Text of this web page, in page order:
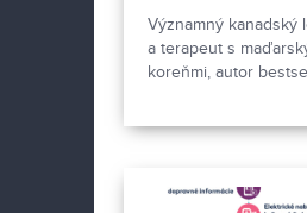
Významný kanadský
a terapeut s
koreňmi, autor
Mýtus normálnosti: